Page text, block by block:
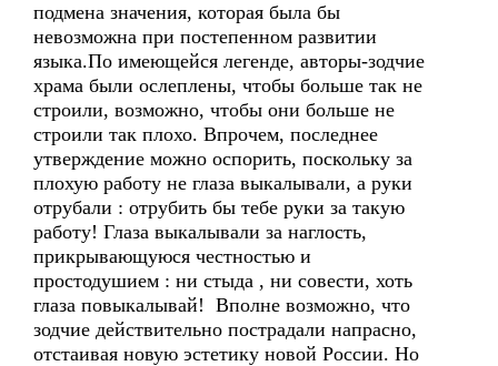
подмена значения, которая была бы
невозможна при постепенном развитии
языка.По имеющейся легенде, авторы-зодчие
храма были ослеплены, чтобы больше так не
строили, возможно, чтобы они больше не
строили так плохо. Впрочем, последнее
утверждение можно оспорить, поскольку за
плохую работу не глаза выкалывали, а руки
отрубали : отрубить бы тебе руки за такую
работу! Глаза выкалывали за наглость,
прикрывающуюся честностью и
простодушием : ни стыда , ни совести, хоть
глаза повыкалывай! Вполне возможно, что
зодчие действительно пострадали напрасно,
отстаивая новую эстетику новой России. Но